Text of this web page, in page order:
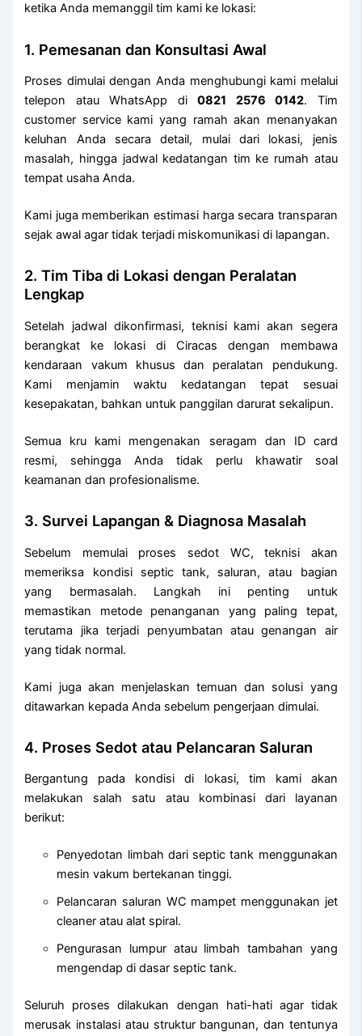
ketika Anda memanggil tim kami ke lokasi:
1. Pemesanan dan Konsultasi Awal
Proses dimulai dengan Anda menghubungi kami melalui
telepon atau WhatsApp di0821 2576 0142. Tim
customer service kami yang ramah akan menanyakan
keluhan Anda secara detail, mulai dari lokasi, jenis
masalah, hingga jadwal kedatangan tim ke rumah atau
tempat usaha Anda.
Kami juga memberikan estimasi harga secara transparan
sejak awal agar tidak terjadi miskomunikasi di lapangan.
2. Tim Tiba di Lokasi dengan Peralatan
Lengkap
Setelah jadwal dikonfirmasi, teknisi kami akan segera
berangkat ke lokasi di Ciracas dengan membawa
kendaraan vakum khusus dan peralatan pendukung.
Kami menjamin waktu kedatangan tepat sesuai
kesepakatan, bahkan untuk panggilan darurat sekalipun.
Semua kru kami mengenakan seragam dan ID card
resmi, sehingga Anda tidak perlu khawatir soal
keamanan dan profesionalisme.
3. Survei Lapangan & Diagnosa Masalah
Sebelum memulai proses sedot WC, teknisi akan
memeriksa kondisi septic tank, saluran, atau bagian
yang bermasalah. Langkah ini penting untuk
memastikan metode penanganan yang paling tepat,
terutama jika terjadi penyumbatan atau genangan air
yang tidak normal.
Kami juga akan menjelaskan temuan dan solusi yang
ditawarkan kepada Anda sebelum pengerjaan dimulai.
4. Proses Sedot atau Pelancaran Saluran
Bergantung pada kondisi di lokasi, tim kami akan
melakukan salah satu atau kombinasi dari layanan
berikut:
Penyedotan limbah dari septic tank menggunakan
mesin vakum bertekanan tinggi.
Pelancaran saluran WC mampet menggunakan jet
cleaner atau alat spiral.
Pengurasan lumpur atau limbah tambahan yang
mengendap di dasar septic tank.
Seluruh proses dilakukan dengan hati-hati agar tidak
merusak instalasi atau struktur bangunan, dan tentunya